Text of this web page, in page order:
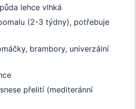
lehce vlhká
(2-3 týdny), potřebuje
brambory, univerzální
přelití (mediteránní